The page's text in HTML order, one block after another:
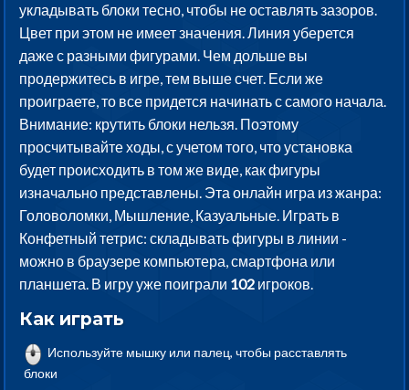
укладывать блоки тесно, чтобы не оставлять зазоров.
Цвет при этом не имеет значения. Линия уберется
даже с разными фигурами. Чем дольше вы
продержитесь в игре, тем выше счет. Если же
проиграете, то все придется начинать с самого начала.
Внимание: крутить блоки нельзя. Поэтому
просчитывайте ходы, с учетом того, что установка
будет происходить в том же виде, как фигуры
изначально представлены. Эта онлайн игра из жанра:
Головоломки, Мышление, Казуальные. Играть в
Конфетный тетрис: складывать фигуры в линии -
можно в браузере компьютера, смартфона или
планшета. В игру уже поиграли 102 игроков.
Как играть
Используйте мышку или палец, чтобы расставлять
блоки